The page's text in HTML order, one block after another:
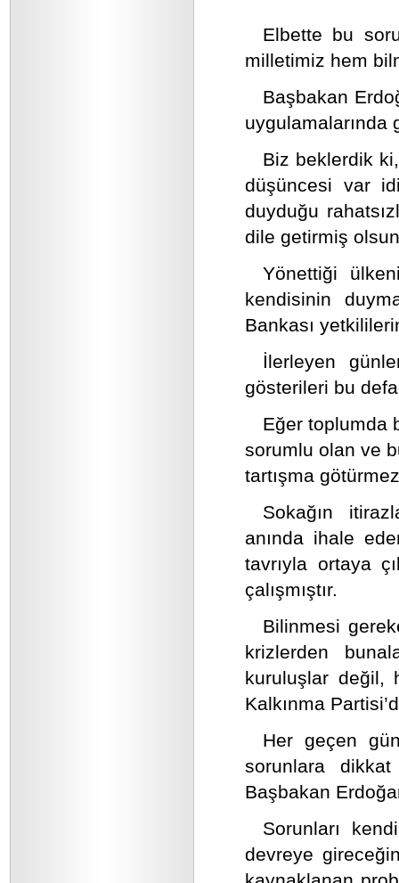
Elbette bu
milletimiz hem
Başbakan
uygulamalarında
Biz beklerdik
düşüncesi var
duyduğu
dile getirmiş
Yönettiği
kendisinin
Bankası
İlerleyen
gösterileri bu
Eğer toplumda
sorumlu olan ve
tartışma
Sokağın
anında ihale
tavrıyla ortaya
çalışmıştır.
Bilinmesi
krizlerden
kuruluşlar değil,
Kalkınma
Her geçen
sorunlara
Başbakan
Sorunları
devreye